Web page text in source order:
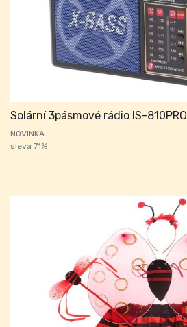
Solární 3pásmové rádio IS-
NOVINKA
sleva 71%